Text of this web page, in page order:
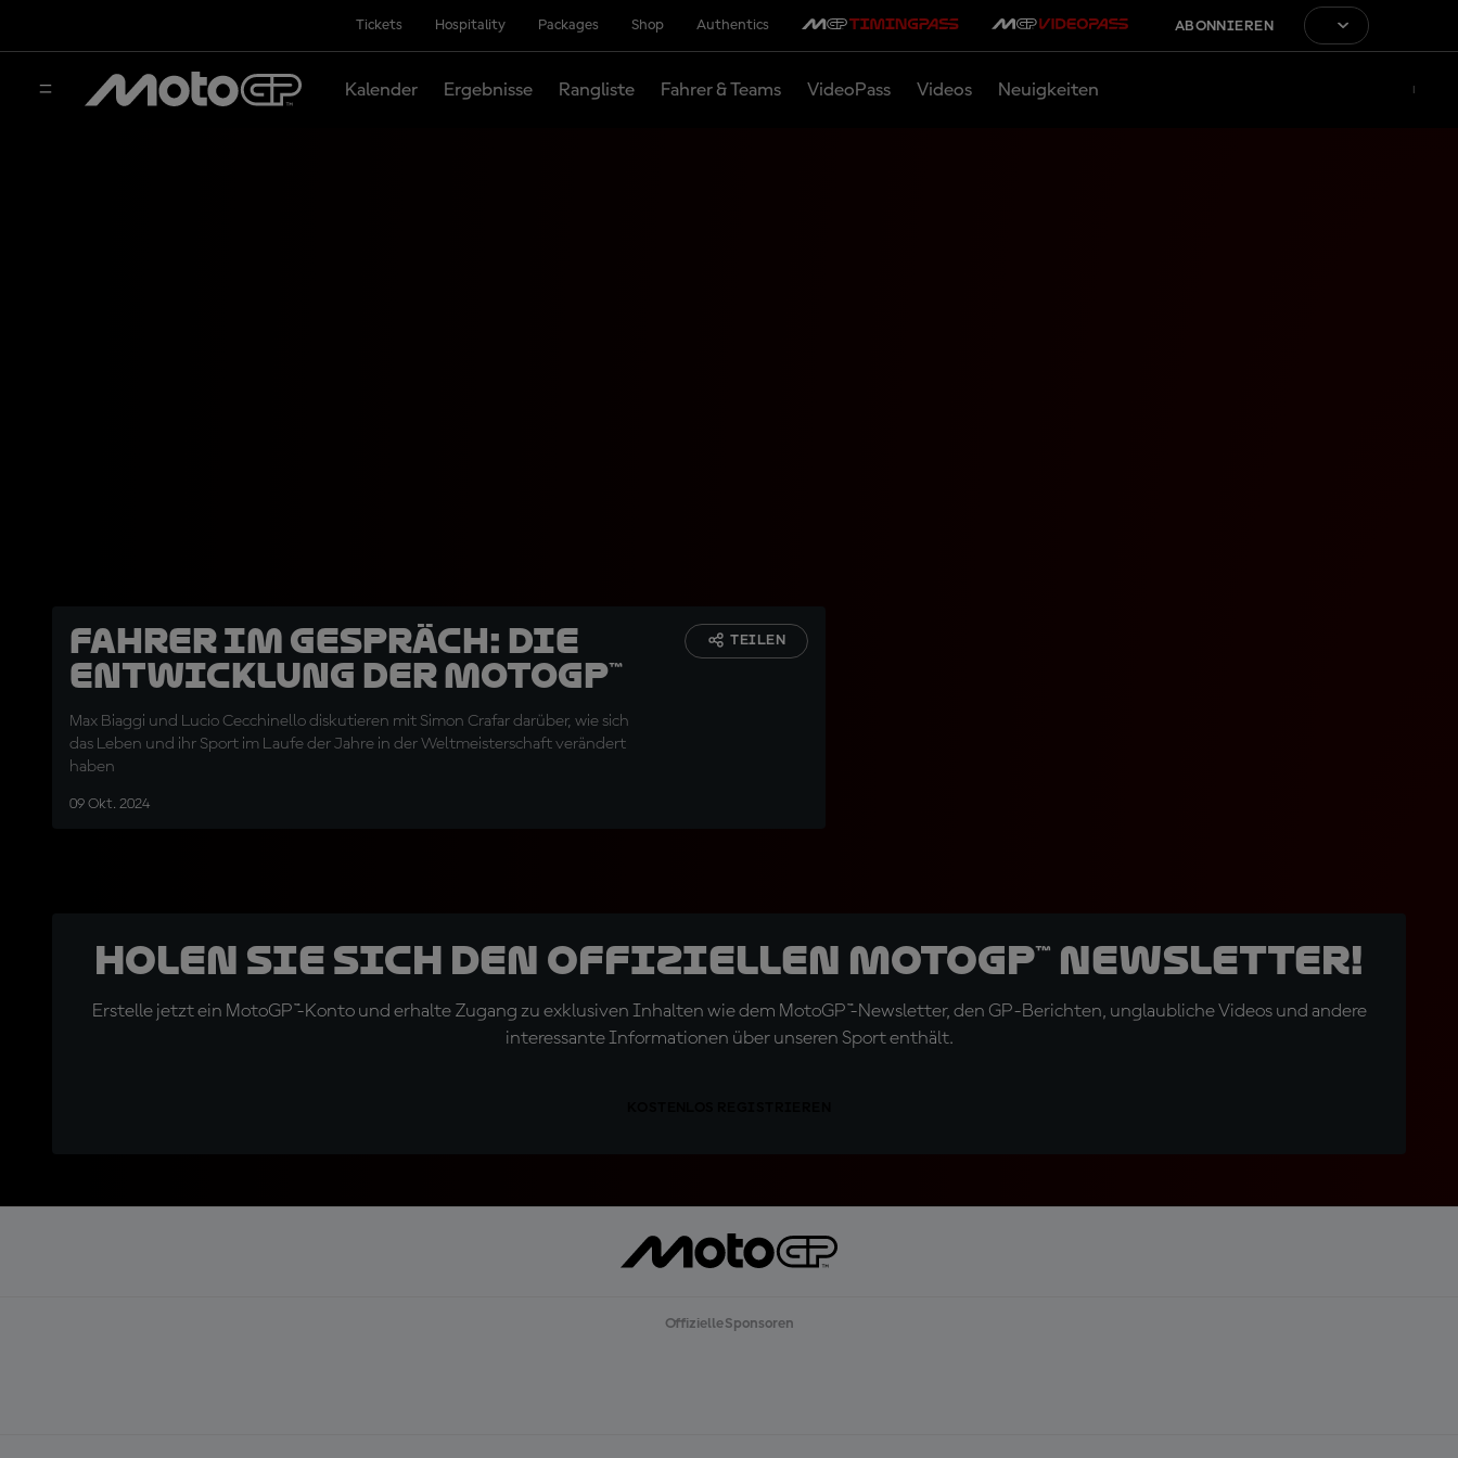
Tickets Hospitality Packages Shop Authentics ABONNIEREN
Kalender Ergebnisse Rangliste Fahrer & Teams VideoPass Videos Neuigkeiten
Fahrer im Gespräch: Die
Entwicklung der MotoGP™
Max Biaggi und Lucio Cecchinello diskutieren mit Simon Crafar darüber, wie sich
das Leben und ihr Sport im Laufe der Jahre in der Weltmeisterschaft verändert
haben
09 Okt. 2024
TEILEN
Holen Sie sich den offiziellen MotoGP™ Newsletter!
Erstelle jetzt ein MotoGP™-Konto und erhalte Zugang zu exklusiven Inhalten wie dem MotoGP™-Newsletter, den GP-Berichten, unglaubliche Videos und andere
interessante Informationen über unseren Sport enthält.
Offizielle Sponsoren